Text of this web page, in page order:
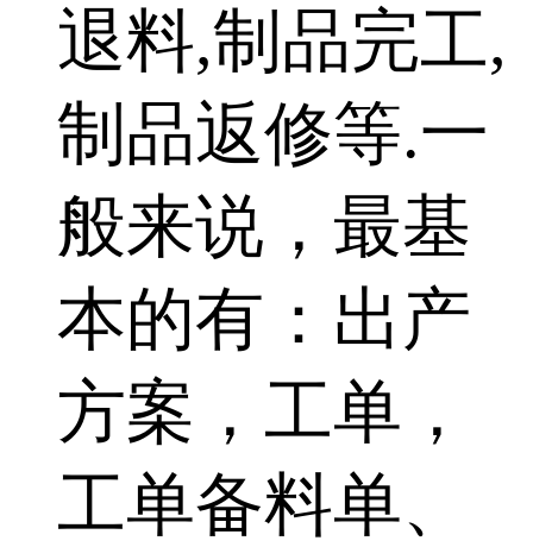
退料,制品完工,
制品返修等.一
般来说，最基
本的有：出产
方案，工单，
工单备料单、